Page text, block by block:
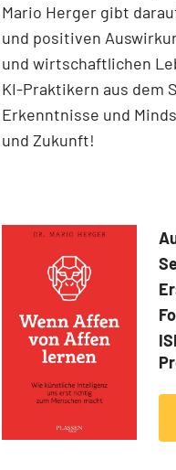
Mario Herger gibt
und positiven
und wirtschaftlichen
KI-Praktikern aus dem
Erkenntnisse und
und Zukunft!